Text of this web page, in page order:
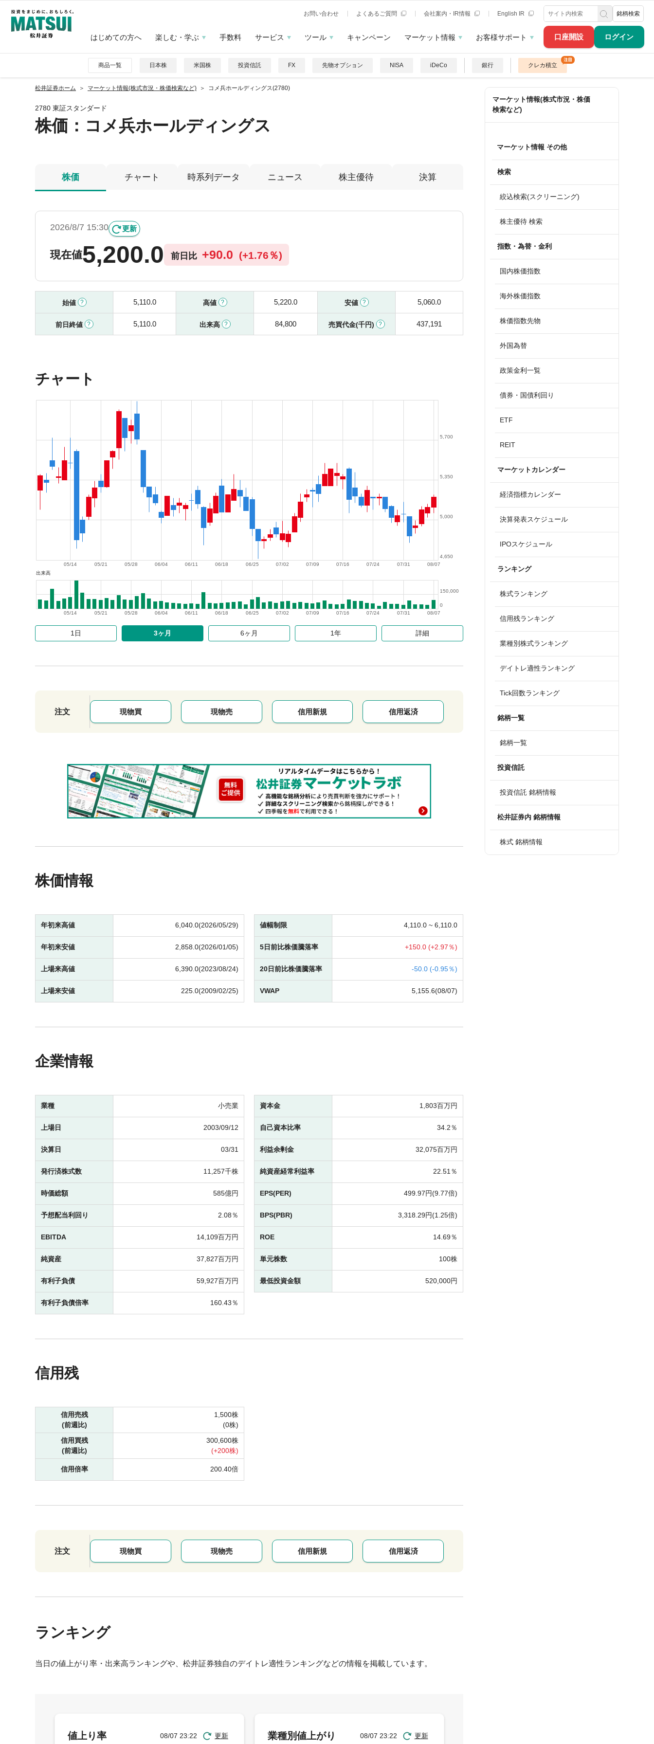
口座開設 ログイン
お問い合わせ よくあるご質問 会社案内・IR情報 English IR 銘柄検索
はじめての方へ 楽しむ・学ぶ 手数料 サービス ツール キャンペーン マーケット情報 お客様サポート
商品一覧 日本株 米国株 投資信託 FX 先物オプション NISA iDeCo 銀行 クレカ積立
松井証券ホーム マーケット情報(株式市況・株価検索など) コメ兵ホールディングス(2780)
2780 東証スタンダード
株価 ：コメ兵ホールディングス
株価 チャート 時系列データ ニュース 株主優待 決算
2026/8/7 15:30 更新
現在値5,200.0 前日比 +90.0 (+1.76％)
始値 5,110.0 高値 5,220.0 安値 5,060.0
前日終値 5,110.0 出来高 84,800 売買代金(千円) 437,191
チャート
08/07
07/31
07/24
07/16
07/09
07/02
06/25
06/18
06/11
06/04
05/28
05/21
05/14
4,650
5,000
5,350
5,700
出来高
08/07
07/31
07/24
07/16
07/09
07/02
06/25
06/18
06/11
06/04
05/28
05/21
05/14
0
150,000
1日 3ヶ月 6ヶ月 1年 詳細
注文 現物買 現物売 信用新規 信用返済
株価情報
年初来高値 6,040.0(2026/05/29)
年初来安値 2,858.0(2026/01/05)
上場来高値 6,390.0(2023/08/24)
上場来安値 225.0(2009/02/25)
値幅制限 4,110.0 ~ 6,110.0
5日前比株価騰落率 +150.0 (+2.97％)
20日前比株価騰落率 -50.0 (-0.95％)
VWAP 5,155.6(08/07)
企業情報
業種 小売業
上場日 2003/09/12
決算日 03/31
発行済株式数 11,257千株
時価総額 585億円
予想配当利回り 2.08％
EBITDA 14,109百万円
純資産 37,827百万円
有利子負債 59,927百万円
有利子負債倍率 160.43％
資本金 1,803百万円
自己資本比率 34.2％
利益余剰金 32,075百万円
純資産経常利益率 22.51％
EPS(PER) 499.97円(9.77倍)
BPS(PBR) 3,318.29円(1.25倍)
ROE 14.69％
単元株数 100株
最低投資金額 520,000円
信用残
信用売残
(前週比)
1,500株
(0株)
信用買残
(前週比)
300,600株
(+200株)
信用倍率 200.40倍
注文 現物買 現物売 信用新規 信用返済
ランキング
当日の値上がり率・出来高ランキングや、松井証券独自のデイトレ適性ランキングなどの情報を掲載しています。
マーケット情報(株式市況・株価
検索など)
マーケット情報 その他
検索
絞込検索(スクリーニング)
株主優待 検索
指数・為替・金利
国内株価指数
海外株価指数
株価指数先物
外国為替
政策金利一覧
債券・国債利回り
ETF
REIT
マーケットカレンダー
経済指標カレンダー
決算発表スケジュール
IPOスケジュール
ランキング
株式ランキング
信用残ランキング
業種別株式ランキング
デイトレ適性ランキング
Tick回数ランキング
銘柄一覧
銘柄一覧
投資信託
投資信託 銘柄情報
松井証券内 銘柄情報
株式 銘柄情報